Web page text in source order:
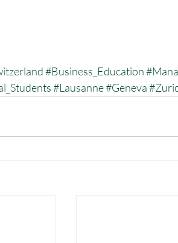
#Business_Education
#Lausanne#Geneva